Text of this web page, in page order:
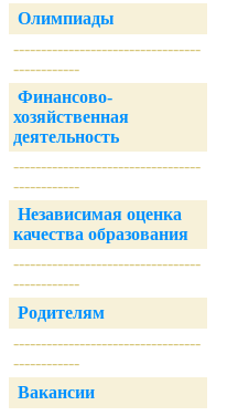
Олимпиады
----------------------------------
------------
Финансово-
хозяйственная
деятельность
----------------------------------
------------
Независимая оценка
качества образования
----------------------------------
------------
Родителям
----------------------------------
------------
Вакансии